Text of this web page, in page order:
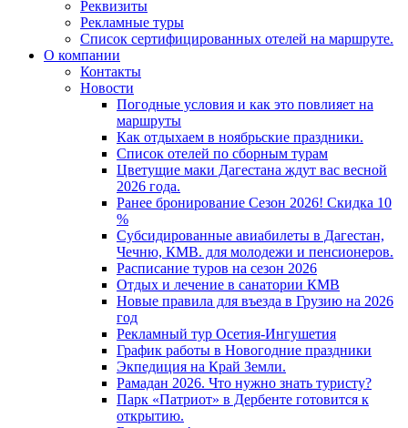
Реквизиты
Рекламные туры
Список сертифицированных отелей на маршруте.
О компании
Контакты
Новости
Погодные условия и как это повлияет на
маршруты
Как отдыхаем в ноябрьские праздники.
Список отелей по сборным турам
Цветущие маки Дагестана ждут вас весной
2026 года.
Ранее бронирование Сезон 2026! Скидка 10
%
Субсидированные авиабилеты в Дагестан,
Чечню, КМВ. для молодежи и пенсионеров.
Расписание туров на сезон 2026
Отдых и лечение в санатории КМВ
Новые правила для въезда в Грузию на 2026
год
Рекламный тур Осетия-Ингушетия
График работы в Новогодние праздники
Экпедиция на Край Земли.
Рамадан 2026. Что нужно знать туристу?
Парк «Патриот» в Дербенте готовится к
открытию.